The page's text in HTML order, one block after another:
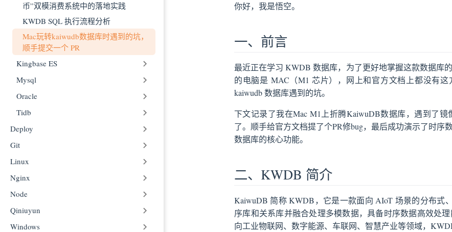
币”双模消费系统中的落地实践
KWDB SQL 执行流程分析
Mac玩转kaiwudb数据库时遇到的坑，
顺手提交一个 PR
Kingbase ES
Mysql
Oracle
Tidb
Deploy
Git
Linux
Nginx
Node
Qiniuyun
Windows
二、KWDB 简介
三、MAC M1 安装 KWDB
拉取 KWDB 镜像
使用 docker-compose 启动 KWDB 容器
下载 KaiwuDB Developer Center
四、给官方文档提交 PR
五、时序数据操作
六、关系数据操作
创建关系数据库、关系数据表、关系数据
你好，我是悟空。
一、前言
最近正在学习 KWDB 数据库，为了更好地掌握这款数据库
的电脑是 MAC（M1 芯片），网上和官方文档上都没有
kaiwudb 数据库遇到的坑。
下文记录了我在Mac M1上折腾KaiwuDB数据库，遇到了
了。顺手给官方文档提了个PR修bug，最后成功演示了时
数据库的核心功能。
二、KWDB 简介
KaiwuDB 简称 KWDB，它是一款面向 AIoT 场景的分布式
序库和关系库并融合处理多模数据，具备时序数据高效处
向工业物联网、数字能源、车联网、智慧产业等领域，